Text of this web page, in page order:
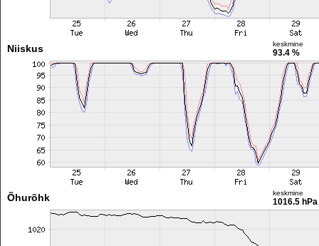
Niiskus keskmine
93.4 %
Õhurõhk keskmine
1016.5 hPa